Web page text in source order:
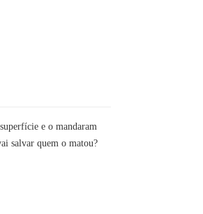
e o mandaram
salvar quem o matou?